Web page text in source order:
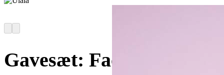
Gavesæt: Face Sculp